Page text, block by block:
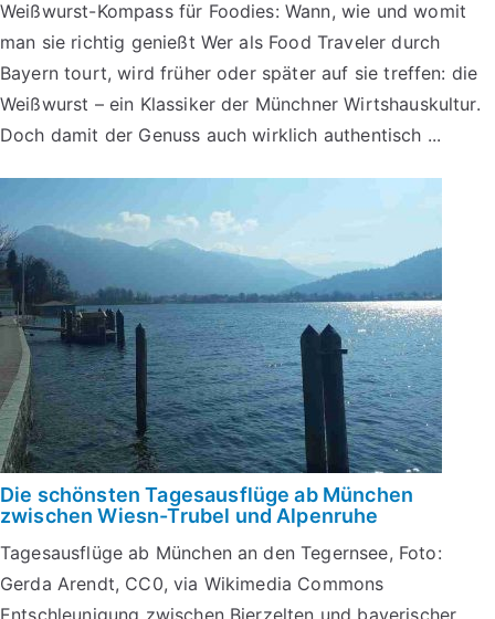
Weißwurst-Kompass für Foodies: Wann, wie und womit
man sie richtig genießt Wer als Food Traveler durch
Bayern tourt, wird früher oder später auf sie treffen: die
Weißwurst – ein Klassiker der Münchner Wirtshauskultur.
Doch damit der Genuss auch wirklich authentisch ...
Die schönsten Tagesausflüge ab München
zwischen Wiesn-Trubel und Alpenruhe
Tagesausflüge ab München an den Tegernsee, Foto:
Gerda Arendt, CC0, via Wikimedia Commons